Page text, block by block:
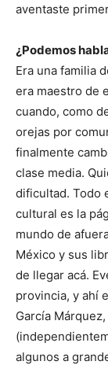
aventaste
¿Podemos
Era una familia
era maestro de
cuando, como
orejas por
finalmente
clase media.
dificultad. Todo
cultural es la
mundo de
México y sus
de llegar acá.
provincia, y ahí
García
algunos a